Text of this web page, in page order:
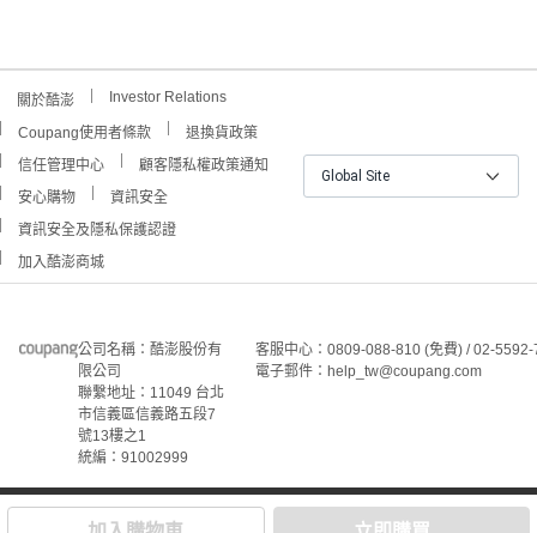
關於酷澎 Investor Relations
Coupang使用者條款
退換貨政策
信任管理中心
顧客隱私權政策通知
安心購物
資訊安全
資訊安全及隱私保護認證
加入酷澎商城
Global Site
公司名稱：酷澎股份有
限公司
聯繫地址：11049 台北
市信義區信義路五段7
號13樓之1
統編：91002999
客服中心：0809-088-810 (免費) / 02-
電子郵件：help_tw@coupang.com
©Coupang Taiwan Co., Ltd. 保留所有權利。
本網站上顯示的所有商標、標誌和服務標誌均為酷澎股份有